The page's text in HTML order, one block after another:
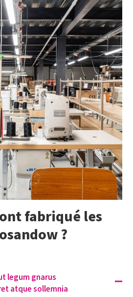
fabriqué les
?
legum gnarus
atque sollemnia